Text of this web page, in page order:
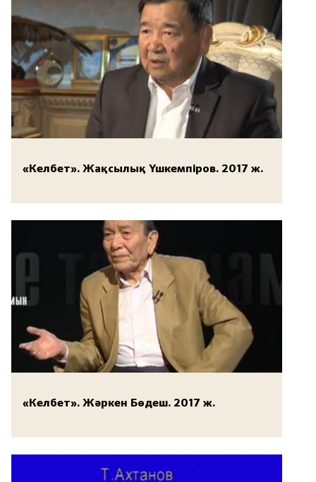
«Келбет». Жақсылық Үшкемпіров. 2017 ж.
«Келбет». Жәркен Бөдеш. 2017 ж.